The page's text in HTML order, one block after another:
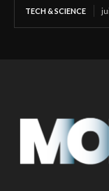
TECH & SCIENCE